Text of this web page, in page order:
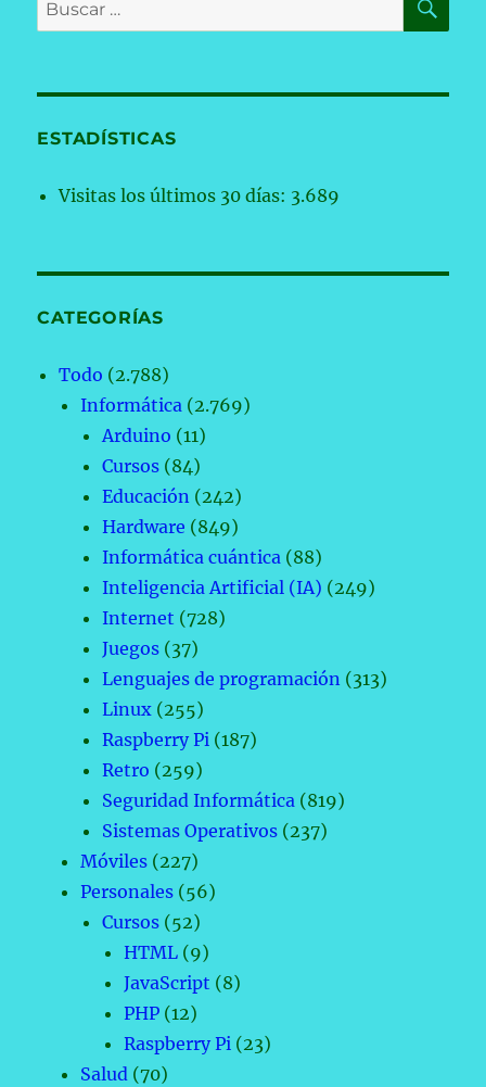
por:
ESTADÍSTICAS
Visitas los últimos 30 días: 3.689
CATEGORÍAS
Todo (2.788)
Informática (2.769)
Arduino (11)
Cursos (84)
Educación (242)
Hardware (849)
Informática cuántica (88)
Inteligencia Artificial (IA) (249)
Internet (728)
Juegos (37)
Lenguajes de programación (313)
Linux (255)
Raspberry Pi (187)
Retro (259)
Seguridad Informática (819)
Sistemas Operativos (237)
Móviles (227)
Personales (56)
Cursos (52)
HTML (9)
JavaScript (8)
PHP (12)
Raspberry Pi (23)
Salud (70)